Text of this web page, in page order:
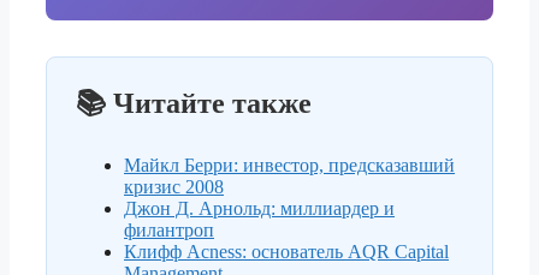
📚 Читайте также
Майкл Берри: инвестор, предсказавший
кризис 2008
Джон Д. Арнольд: миллиардер и
филантроп
Клифф Асness: основатель AQR Capital